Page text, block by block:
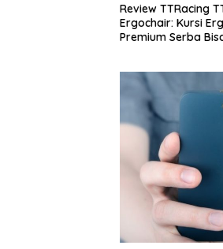
Review Galaxy
Bulan: Ini Fitur AI
Berguna